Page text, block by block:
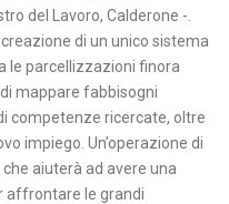
del Lavoro, Calderone -.
di un unico sistema
le parcellizzazioni finora
mappare fabbisogni
competenze ricercate, oltre
impiego. Un’operazione di
aiuterà ad avere una
affrontare le grandi